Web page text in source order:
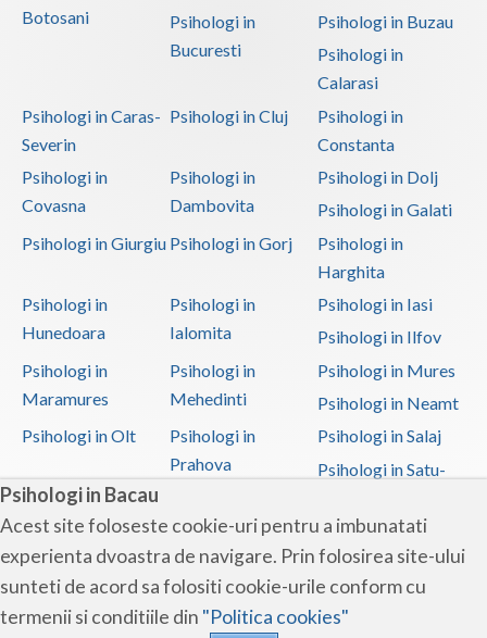
Psihologi in Bacau
Acest site foloseste cookie-uri pentru a imbunatati
experienta dvoastra de navigare. Prin folosirea site-ului
sunteti de acord sa folositi cookie-urile conform cu
termenii si conditiile din "Politica cookies"
Botosani
Psihologi in
Bucuresti
Psihologi in Buzau
Psihologi in
Calarasi
Psihologi in Caras-
Severin
Psihologi in Cluj
Psihologi in
Constanta
Psihologi in
Covasna
Psihologi in
Dambovita
Psihologi in Dolj
Psihologi in Galati
Psihologi in Giurgiu Psihologi in Gorj
Psihologi in
Harghita
Psihologi in
Hunedoara
Psihologi in
Ialomita
Psihologi in Iasi
Psihologi in Ilfov
Psihologi in
Maramures
Psihologi in
Mehedinti
Psihologi in Mures
Psihologi in Neamt
Psihologi in Olt
Psihologi in
Prahova
Psihologi in Salaj
Psihologi in Satu-
Psihologi in Sibiu
Psihologi in
Suceava
Psihologi in
Teleorman
Psihologi in Timis
Psihologi in Tulcea Psihologi in Valcea
Psihologi in Vaslui
Psihologi in